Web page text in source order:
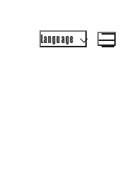
Language